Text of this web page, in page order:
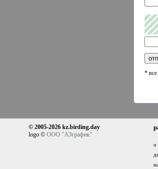
* все
© 2005-2026 kz.birding.day
logo © ООО "АЗграфик"
о